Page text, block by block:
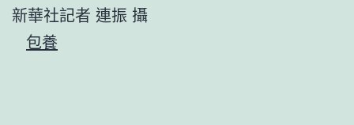
新華社記者 連振 攝
包養